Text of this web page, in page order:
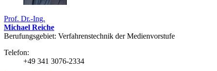
Prof. Dr.-Ing.
Michael Reiche
Berufungsgebiet: Verfahrens­technik der Medien­vorstufe
Telefon:
+49 341 3076-2334